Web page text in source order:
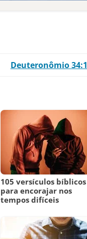
Deuteronômio 34:1
105 versículos bíblicos
para encorajar nos
tempos difíceis